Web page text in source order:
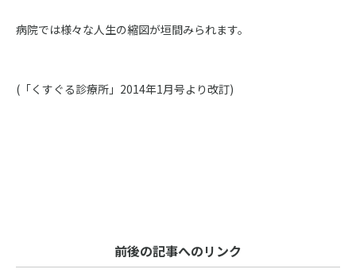
病院では様々な人生の縮図が垣間みられます。
(「くすぐる診療所」2014年1月号より改訂)
前後の記事へのリンク